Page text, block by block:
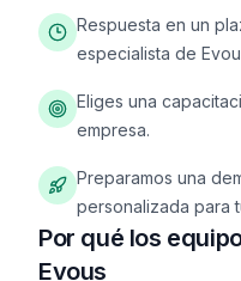
Respuesta en un
especialista de
Eliges una
empresa.
Preparamos una
personalizada para
Por qué los
Evous